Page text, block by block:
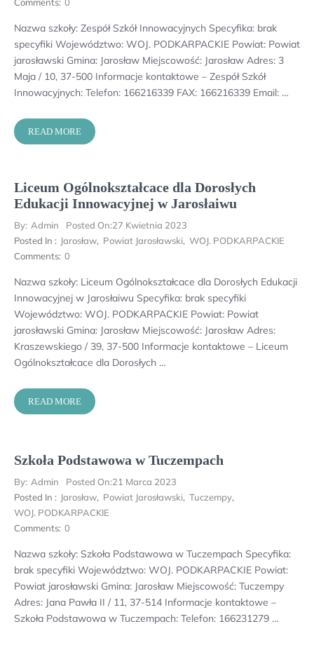
Nazwa szkoły: Zespół Szkół Innowacyjnych Specyfika: brak
specyfiki Województwo: WOJ. PODKARPACKIE Powiat: Powiat
jarosławski Gmina: Jarosław Miejscowość: Jarosław Adres: 3
Maja / 10, 37-500 Informacje kontaktowe – Zespół Szkół
Innowacyjnych: Telefon: 166216339 FAX: 166216339 Email: …
READ MORE
Liceum Ogólnokształcace dla Dorosłych
Edukacji Innowacyjnej w Jarosłaiwu
By: Admin Posted On:27 Kwietnia 2023
Posted In : Jarosław, Powiat Jarosławski, WOJ. PODKARPACKIE
Comments: 0
Nazwa szkoły: Liceum Ogólnokształcace dla Dorosłych Edukacji
Innowacyjnej w Jarosłaiwu Specyfika: brak specyfiki
Województwo: WOJ. PODKARPACKIE Powiat: Powiat
jarosławski Gmina: Jarosław Miejscowość: Jarosław Adres:
Kraszewskiego / 39, 37-500 Informacje kontaktowe – Liceum
Ogólnokształcace dla Dorosłych …
READ MORE
Szkoła Podstawowa w Tuczempach
By: Admin Posted On:21 Marca 2023
Posted In : Jarosław, Powiat Jarosławski, Tuczempy,
WOJ. PODKARPACKIE
Comments: 0
Nazwa szkoły: Szkoła Podstawowa w Tuczempach Specyfika:
brak specyfiki Województwo: WOJ. PODKARPACKIE Powiat:
Powiat jarosławski Gmina: Jarosław Miejscowość: Tuczempy
Adres: Jana Pawła II / 11, 37-514 Informacje kontaktowe –
Szkoła Podstawowa w Tuczempach: Telefon: 166231279 …